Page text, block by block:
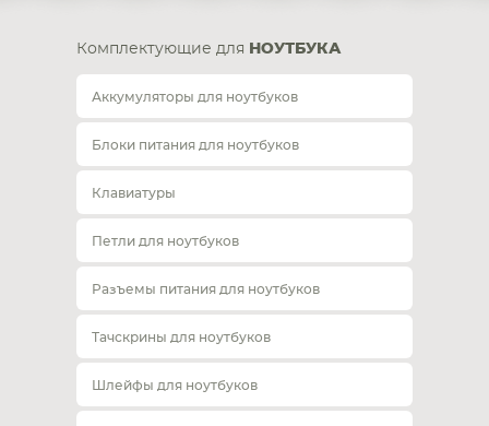
Комплектующие для НОУТБУКА
Аккумуляторы для ноутбуков
Блоки питания для ноутбуков
Клавиатуры
Петли для ноутбуков
Разъемы питания для ноутбуков
Тачскрины для ноутбуков
Шлейфы для ноутбуков